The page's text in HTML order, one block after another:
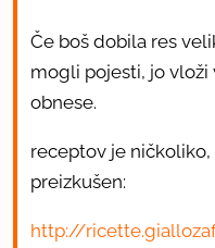
Če boš dobila res
mogli pojesti, jo
obnese.
receptov je
preizkušen:
http://